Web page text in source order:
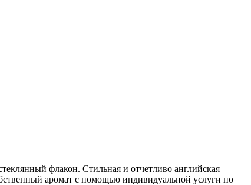
флакон. Стильная и отчетливо английская
аромат с помощью индивидуальной услуги по